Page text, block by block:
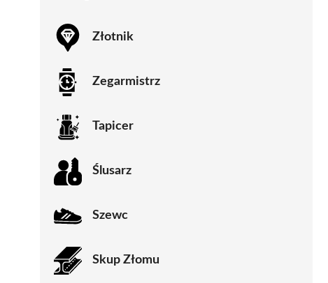
Złotnik
Zegarmistrz
Tapicer
Ślusarz
Szewc
Skup Złomu